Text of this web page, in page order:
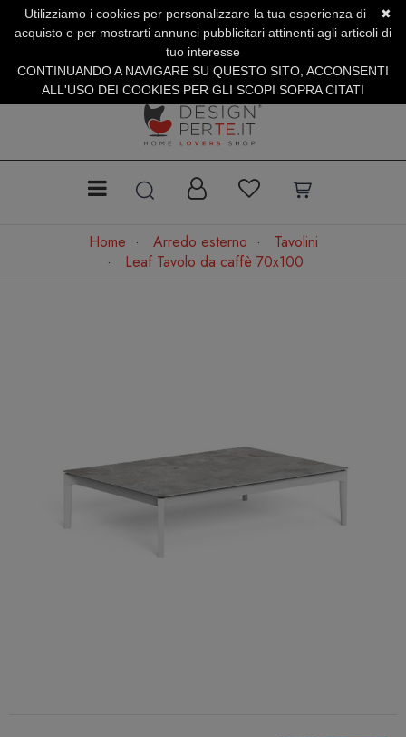
SERVIZIO CLIENTI +39.0773.470.562
SUMMER SALES | Fino al 31 Agosto
Home Arredo esterno
Tavolini
Leaf Tavolo da caffè 70x100
✖
Utilizziamo i cookies per personalizzare la tua esperienza di
acquisto e per mostrarti annunci pubblicitari attinenti agli articoli di
tuo interesse
CONTINUANDO A NAVIGARE SU QUESTO SITO, ACCONSENTI
ALL'USO DEI COOKIES PER GLI SCOPI SOPRA CITATI